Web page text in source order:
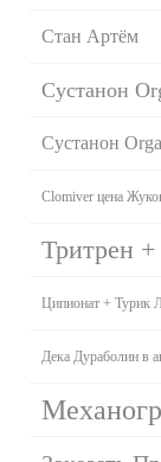
Стан Артём
Сустанон
Сустанон
Clomiver цена
Тритрен
Ципионат + Турик
Дека Дураболин в